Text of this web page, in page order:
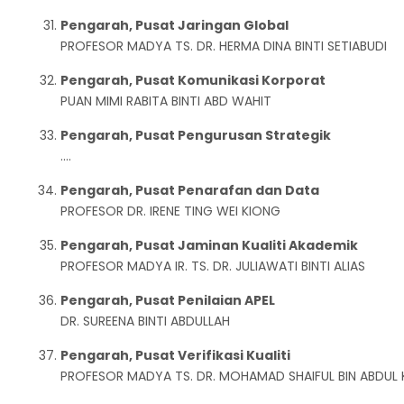
Pengarah, Pusat Jaringan Global
PROFESOR MADYA TS. DR. HERMA DINA BINTI SETIABUDI
Pengarah, Pusat Komunikasi Korporat
PUAN MIMI RABITA BINTI ABD WAHIT
Pengarah, Pusat Pengurusan Strategik
....
Pengarah, Pusat Penarafan dan Data
PROFESOR DR. IRENE TING WEI KIONG
Pengarah, Pusat Jaminan Kualiti Akademik
PROFESOR MADYA IR. TS. DR. JULIAWATI BINTI ALIAS
Pengarah, Pusat Penilaian APEL
DR. SUREENA BINTI ABDULLAH
Pengarah, Pusat Verifikasi Kualiti
PROFESOR MADYA TS. DR. MOHAMAD SHAIFUL BIN ABDUL